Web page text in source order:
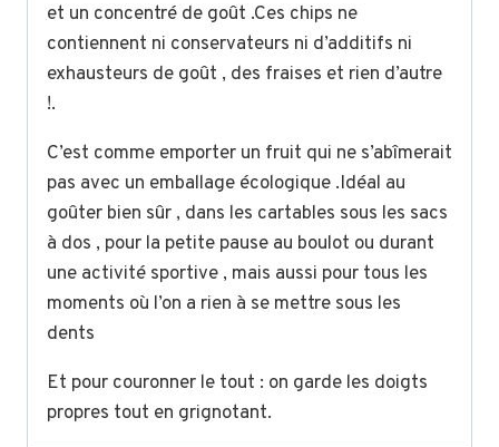
et un concentré de goût .Ces chips ne
contiennent ni conservateurs ni d’additifs ni
exhausteurs de goût , des fraises et rien d’autre
!.
C’est comme emporter un fruit qui ne s’abîmerait
pas avec un emballage écologique .Idéal au
goûter bien sûr , dans les cartables sous les sacs
à dos , pour la petite pause au boulot ou durant
une activité sportive , mais aussi pour tous les
moments où l’on a rien à se mettre sous les
dents
Et pour couronner le tout : on garde les doigts
propres tout en grignotant.